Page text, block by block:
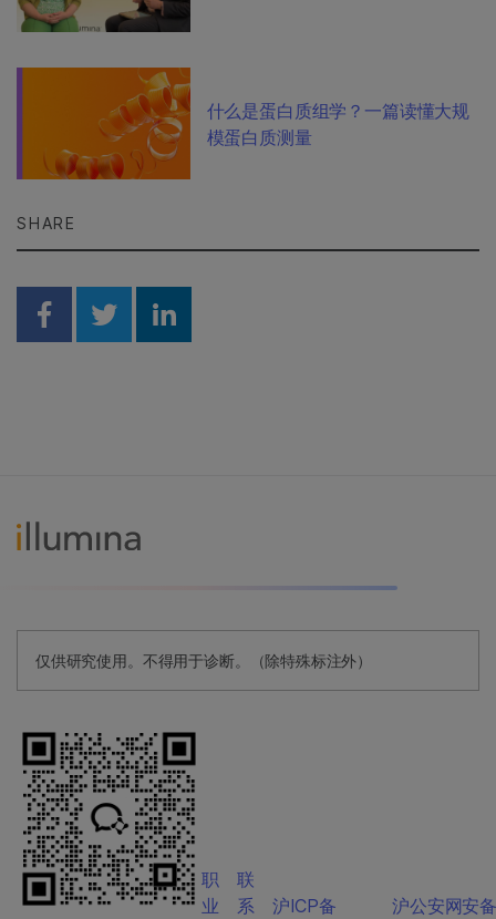
什么是蛋白质组学？一篇读懂大规
模蛋白质测量
SHARE
Share on Facebook
Share on Twitter
Share on Linkedin
仅供研究使用。不得用于诊断。（除特殊标注外）
职
业
联
系
沪ICP备
沪公安网安